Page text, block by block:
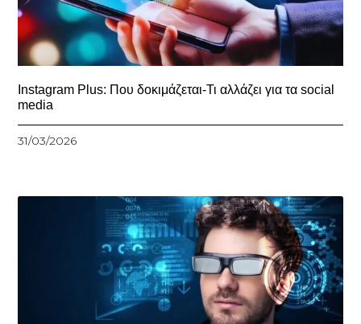
Instagram Plus: Που δοκιμάζεται-Τι αλλάζει για τα social
media
31/03/2026